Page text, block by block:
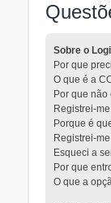
Sobre o
Por que
O que é a
Por que
Registrei-
Porque é
Registrei-
Esqueci a
Por que
O que a